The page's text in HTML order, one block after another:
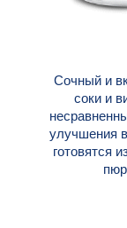
Сочный и
соки и
улучшения
готовятся